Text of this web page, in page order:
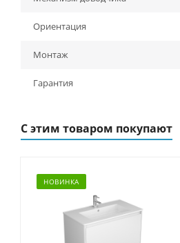
Ориентация
Монтаж
Гарантия
С этим товаром покупают
НОВИНКА